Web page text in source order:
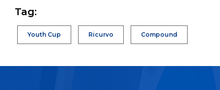
Tag:
Youth Cup Ricurvo Compound